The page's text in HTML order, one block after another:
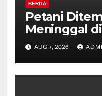
BERITA
Petani
Meninggal
Persawahan
Pastikan
Kekerasan
AUG 7, 2026